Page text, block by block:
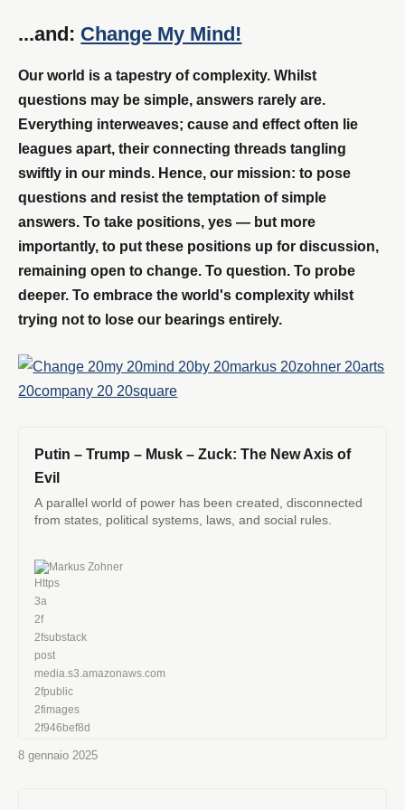
...and: Change My Mind!
Our world is a tapestry of complexity. Whilst
questions may be simple, answers rarely are.
Everything interweaves; cause and effect often lie
leagues apart, their connecting threads tangling
swiftly in our minds. Hence, our mission: to pose
questions and resist the temptation of simple
answers. To take positions, yes — but more
importantly, to put these positions up for discussion,
remaining open to change. To question. To probe
deeper. To embrace the world's complexity whilst
trying not to lose our bearings entirely.
Putin – Trump – Musk – Zuck: The New Axis of
Evil
A parallel world of power has been created, disconnected
from states, political systems, laws, and social rules.
Markus Zohner
8 gennaio 2025